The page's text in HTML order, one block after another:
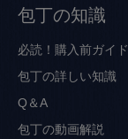
包丁の知識
必読！購入前ガイド
包丁の詳しい知識
Q＆A
包丁の動画解説